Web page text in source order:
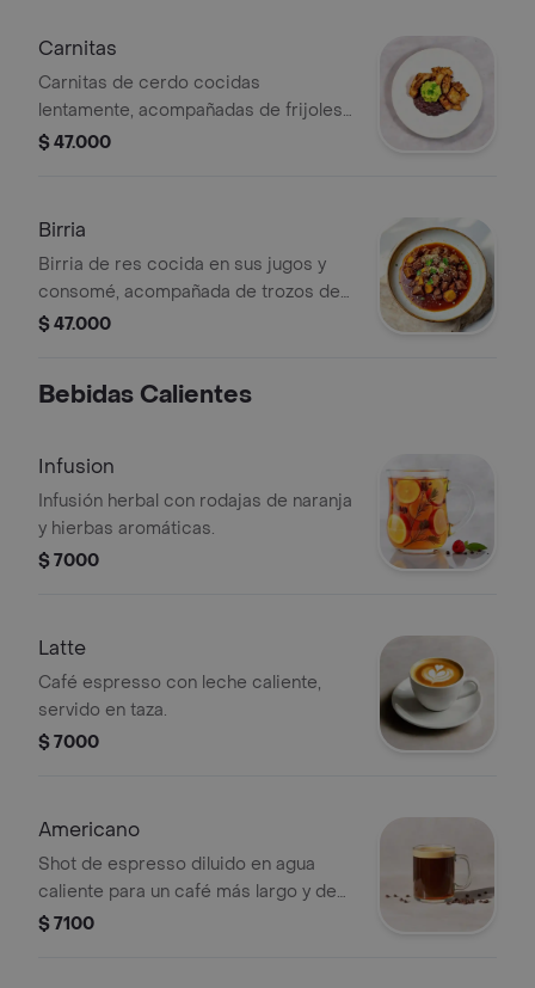
Carnitas
Carnitas de cerdo cocidas
lentamente, acompañadas de frijoles
y guacamole fresco.
$ 47.000
Birria
Birria de res cocida en sus jugos y
consomé, acompañada de trozos de
carne y decorada con cilantro y
$ 47.000
Bebidas Calientes
Infusion
Infusión herbal con rodajas de naranja
y hierbas aromáticas.
$ 7000
Latte
Café espresso con leche caliente,
servido en taza.
$ 7000
Americano
Shot de espresso diluido en agua
caliente para un café más largo y de
menor intensidad.
$ 7100